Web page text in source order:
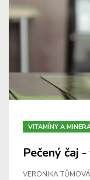
VITAMÍNY A
Pečený čaj
VERONIKA TŮMOVÁ